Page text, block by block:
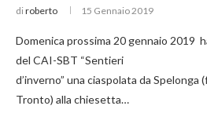
di roberto 15 Gennaio 2019
Domenica prossima 20 gennaio 2019
del CAI-SBT “Sentieri
d’inverno” una ciaspolata da Spelonga
Tronto) alla chiesetta…